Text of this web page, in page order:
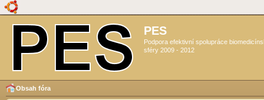
PES
Podpora efektivní spolupráce
sféry 2009 - 2012
Obsah fóra